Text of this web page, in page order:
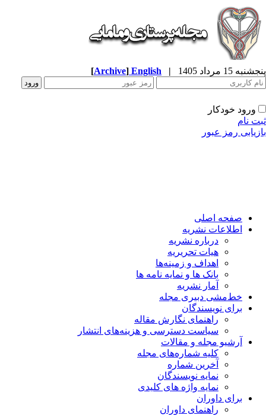
15 مرداد 1405 |
English
[Archive]
ورود خودکار
نام
رمز عبور
صفحه اصلی
اطلاعات نشریه
درباره نشریه
هیات تحریریه
اهداف و زمینه‌ها
بانک ها و نمایه نامه ها
آمار نشریه
خط‌مشی دبیری مجله
برای نویسندگان
راهنمای نگارش مقاله
سیاست دسترسی و هزینه‌های انتشار
آرشیو مجله و مقالات
کلیه شماره‌های مجله
آخرین شماره
نمایه نویسندگان
نمایه واژه های کلیدی
برای داوران
راهنمای داوران